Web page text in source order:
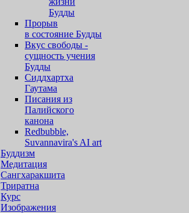
Будды
Прорыв
в состояние Будды
Вкус свободы -
сущность учения
Будды
Сиддхартха
Гаутама
Писания из
Палийского
канона
Redbubble,
Suvannavira's AI art
Буддизм
Медитация
Сангхаракшита
Триратна
Курс
Изображения